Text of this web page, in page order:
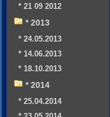
* 21 09 2012
* 2013
* 24.05.2013
* 14.06.2013
* 18.10.2013
* 2014
* 25.04.2014